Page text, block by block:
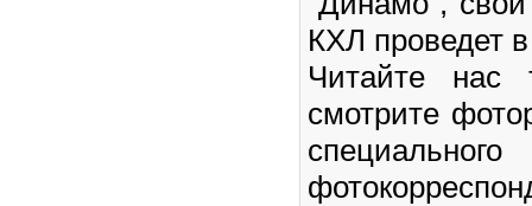
КХЛ проведет
Читайте
смотрите
специального